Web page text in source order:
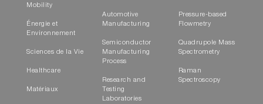
Mobility
Énergie et
Environnement
Sciences de la Vie
Healthcare
Matériaux
Automotive
Manufacturing
Semiconductor
Manufacturing
Process
Research and
Testing
Laboratories
Pressure-based
Flowmetry
Quadrupole Mass
Spectrometry
Raman
Spectroscopy